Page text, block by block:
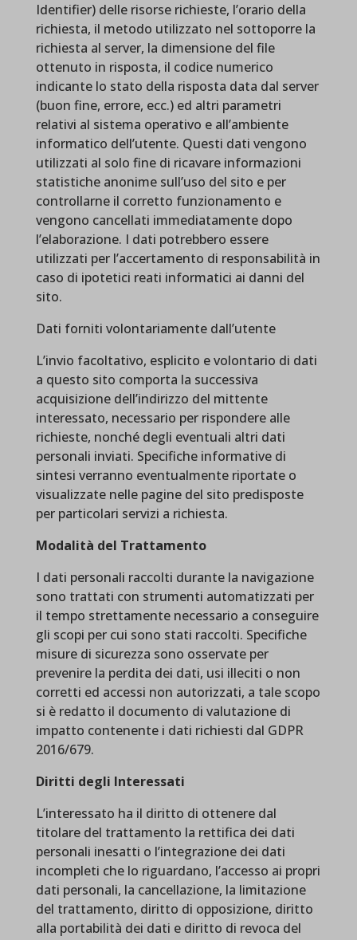
Identifier) delle risorse richieste, l’orario della
richiesta, il metodo utilizzato nel sottoporre la
richiesta al server, la dimensione del file
ottenuto in risposta, il codice numerico
indicante lo stato della risposta data dal server
(buon fine, errore, ecc.) ed altri parametri
relativi al sistema operativo e all’ambiente
informatico dell’utente. Questi dati vengono
utilizzati al solo fine di ricavare informazioni
statistiche anonime sull’uso del sito e per
controllarne il corretto funzionamento e
vengono cancellati immediatamente dopo
l’elaborazione. I dati potrebbero essere
utilizzati per l’accertamento di responsabilità in
caso di ipotetici reati informatici ai danni del
sito.
Dati forniti volontariamente dall’utente
L’invio facoltativo, esplicito e volontario di dati
a questo sito comporta la successiva
acquisizione dell’indirizzo del mittente
interessato, necessario per rispondere alle
richieste, nonché degli eventuali altri dati
personali inviati. Specifiche informative di
sintesi verranno eventualmente riportate o
visualizzate nelle pagine del sito predisposte
per particolari servizi a richiesta.
Modalità del Trattamento
I dati personali raccolti durante la navigazione
sono trattati con strumenti automatizzati per
il tempo strettamente necessario a conseguire
gli scopi per cui sono stati raccolti. Specifiche
misure di sicurezza sono osservate per
prevenire la perdita dei dati, usi illeciti o non
corretti ed accessi non autorizzati, a tale scopo
si è redatto il documento di valutazione di
impatto contenente i dati richiesti dal GDPR
2016/679.
Diritti degli Interessati
L’interessato ha il diritto di ottenere dal
titolare del trattamento la rettifica dei dati
personali inesatti o l’integrazione dei dati
incompleti che lo riguardano, l’accesso ai propri
dati personali, la cancellazione, la limitazione
del trattamento, diritto di opposizione, diritto
alla portabilità dei dati e diritto di revoca del